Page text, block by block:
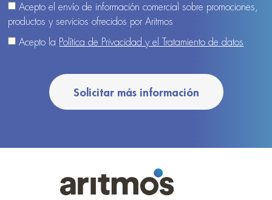
Acepto el envío de información comercial sobre promociones,
productos y servicios ofrecidos por Aritmos
Acepto la Política de Privacidad y el Tratamiento de datos
Solicitar más información